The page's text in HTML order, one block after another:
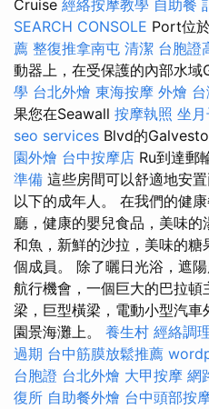
Cruise 經絡按摩教學 自助餐
SEARCH CONSOLE Port位
薦 整復推拿南屯 清潔 台胞證
動器上，在受保護的內部水域
學 台北外燴 東海按摩 外燴
果您在Seawall 按摩執照 坐
seo services Blvd的
園外燴 台中按摩店 Ru到達郵
準備 這些房間可以舒適地安
以下的成年人。 在我們的健
廳，健康的嬰兒食品，美味
和魚，新鮮的沙拉，美味的
個成員。 除了曬日光浴，遮
航行機會，一個巨大的巴拉
梁，巨型橫梁，電動小型汽車
園景海灘上。 養生村 經絡調
過期 台中筋膜放鬆推薦
台胞證 台北外燴 大甲按摩 網
復所 自助餐外燴 台中頭部按